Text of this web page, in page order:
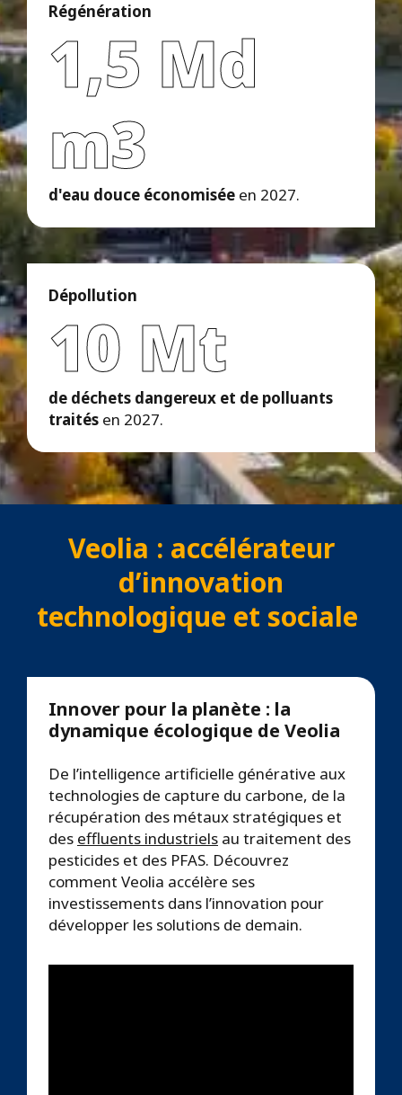
Régénération
1,5 Md
m3
d'eau douce économisée en 2027.
Dépollution
10 Mt
de déchets dangereux et de polluants
traités en 2027.
Veolia : accélérateur
d’innovation
technologique et sociale
Innover pour la planète : la
dynamique écologique de Veolia
De l’intelligence artificielle générative aux
technologies de capture du carbone, de la
récupération des métaux stratégiques et
des effluents industriels au traitement des
pesticides et des PFAS. Découvrez
comment Veolia accélère ses
investissements dans l’innovation pour
développer les solutions de demain.